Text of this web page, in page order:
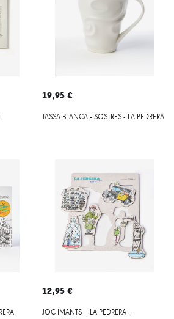
19,95 €
TASSA BLANCA - SOSTRES - LA PEDRERA
12,95 €
JOC IMANTS – LA PEDRERA –